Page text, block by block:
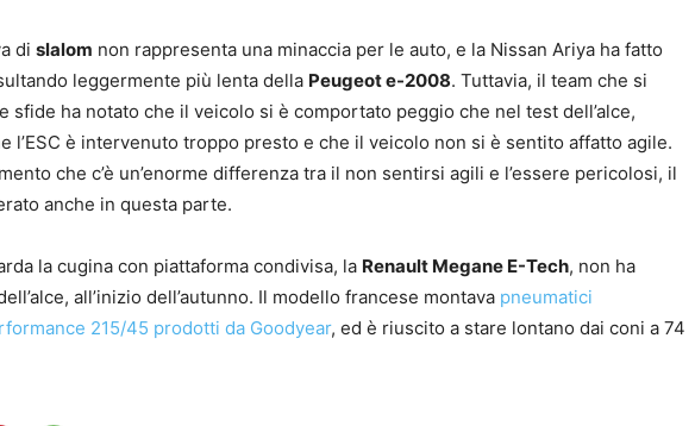
di slalom non rappresenta una minaccia per le auto, e la Nissan Ariya ha fatto
leggermente più lenta della Peugeot e-2008. Tuttavia, il team che si
sfide ha notato che il veicolo si è comportato peggio che nel test dell’alce,
l’ESC è intervenuto troppo presto e che il veicolo non si è sentito affatto agile.
che c’è un’enorme differenza tra il non sentirsi agili e l’essere pericolosi, il
anche in questa parte.
la cugina con piattaforma condivisa, la Renault Megane E-Tech, non ha
all’inizio dell’autunno. Il modello francese montava pneumatici
215/45 prodotti da Goodyear, ed è riuscito a stare lontano dai coni a 74